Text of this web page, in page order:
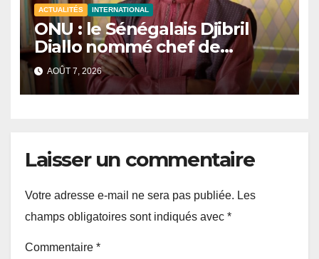
ACTUALITÉS INTERNATIONAL
ONU : le Sénégalais Djibril
Diallo nommé chef de
cabinet du président de la
81e Assemblée générale.
AOÛT 7, 2026
Laisser un commentaire
Votre adresse e-mail ne sera pas publiée. Les
champs obligatoires sont indiqués avec *
Commentaire *